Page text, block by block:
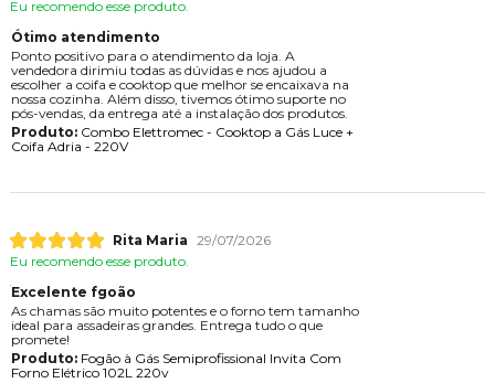
Eu recomendo esse produto.
Ótimo atendimento
Ponto positivo para o atendimento da loja. A
vendedora dirimiu todas as dúvidas e nos ajudou a
escolher a coifa e cooktop que melhor se encaixava na
nossa cozinha. Além disso, tivemos ótimo suporte no
pós-vendas, da entrega até a instalação dos produtos.
Produto:Combo Elettromec - Cooktop a Gás Luce +
Coifa Adria - 220V
Rita Maria 29/07/2026
Eu recomendo esse produto.
Excelente fgoão
As chamas são muito potentes e o forno tem tamanho
ideal para assadeiras grandes. Entrega tudo o que
promete!
Produto:Fogão à Gás Semiprofissional Invita Com
Forno Elétrico 102L 220v